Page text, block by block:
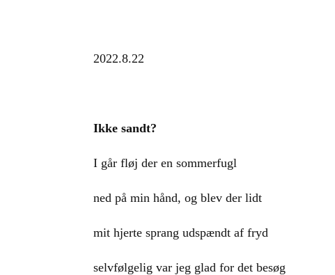
2022.8.22
Ikke sandt?
I går fløj der en sommerfugl
ned på min hånd, og blev der lidt
mit hjerte sprang udspændt af fryd
selvfølgelig var jeg glad for det besøg